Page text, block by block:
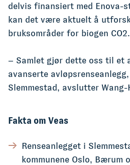
delvis finansiert med Enova-
kan det være aktuelt å
bruksområder for biogen CO2.
– Samlet gjør dette oss til et
avanserte
Slemmestad, avslutter Wang-
Fakta om Veas
Renseanlegget i
kommunene Oslo, Bærum